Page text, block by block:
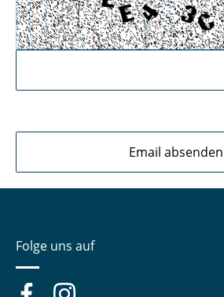
Folge uns auf